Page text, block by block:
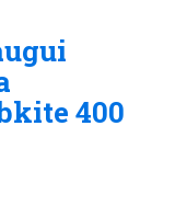
400